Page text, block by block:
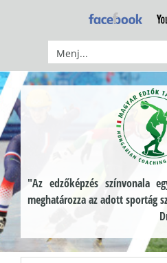
Facebook
Menj...
"Az edzőképzés színvonala
meghatározza az adott sportág